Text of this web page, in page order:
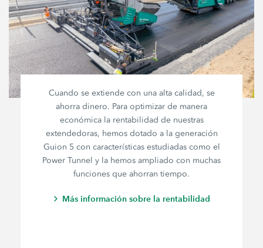
Cuando se extiende con una alta calidad, se
ahorra dinero. Para optimizar de manera
económica la rentabilidad de nuestras
extendedoras, hemos dotado a la generación
Guion 5 con características estudiadas como el
Power Tunnel y la hemos ampliado con muchas
funciones que ahorran tiempo.
Más información sobre la rentabilidad